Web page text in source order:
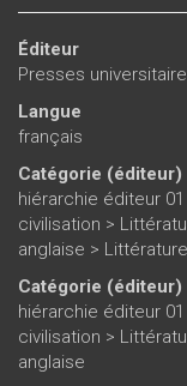
Éditeur
Presses
Langue
français
Catégorie (éditeur)
hiérarchie éditeur
civilisation >
anglaise > Littérature
Catégorie (éditeur)
hiérarchie éditeur
civilisation >
anglaise